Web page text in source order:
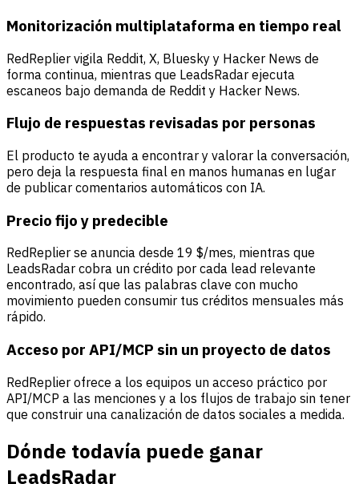
Monitorización multiplataforma en tiempo real
RedReplier vigila Reddit, X, Bluesky y Hacker News de
forma continua, mientras que LeadsRadar ejecuta
escaneos bajo demanda de Reddit y Hacker News.
Flujo de respuestas revisadas por personas
El producto te ayuda a encontrar y valorar la conversación,
pero deja la respuesta final en manos humanas en lugar
de publicar comentarios automáticos con IA.
Precio fijo y predecible
RedReplier se anuncia desde 19 $/mes, mientras que
LeadsRadar cobra un crédito por cada lead relevante
encontrado, así que las palabras clave con mucho
movimiento pueden consumir tus créditos mensuales más
rápido.
Acceso por API/MCP sin un proyecto de datos
RedReplier ofrece a los equipos un acceso práctico por
API/MCP a las menciones y a los flujos de trabajo sin tener
que construir una canalización de datos sociales a medida.
Dónde todavía puede ganar
LeadsRadar